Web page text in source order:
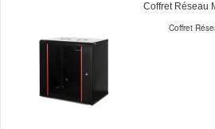
Coffret Réseau
Coffret